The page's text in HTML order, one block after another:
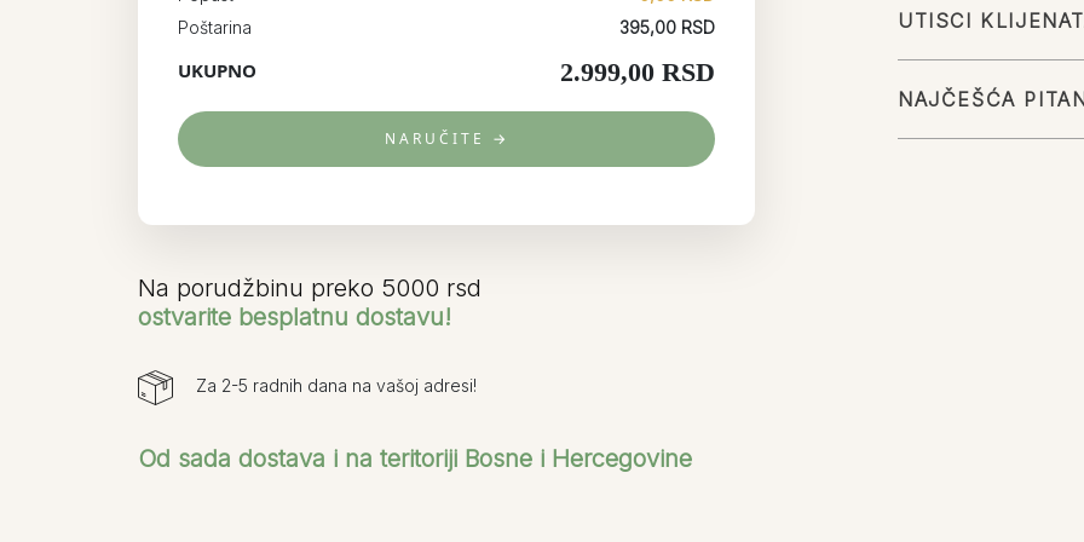
Poštarina
395,00 RSD
UKUPNO 2.999,00 RSD
NARUČITE →
Na porudžbinu preko 5000 rsd
ostvarite besplatnu dostavu!
Za 2-5 radnih dana na vašoj adresi!
Od sada dostava i na teritoriji Bosne i Hercegovine
UTISCI
NAJČEŠĆA